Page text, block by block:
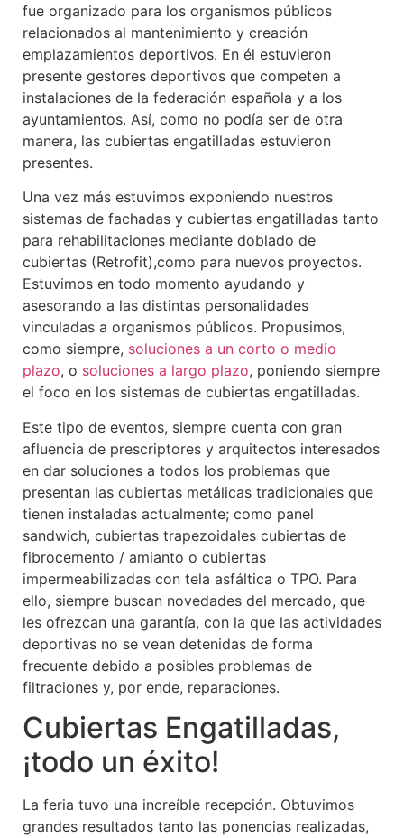
fue organizado para los organismos públicos
relacionados al mantenimiento y creación
emplazamientos deportivos. En él estuvieron
presente gestores deportivos que competen a
instalaciones de la federación española y a los
ayuntamientos. Así, como no podía ser de otra
manera, las cubiertas engatilladas estuvieron
presentes.
Una vez más estuvimos exponiendo nuestros
sistemas de fachadas y cubiertas engatilladas tanto
para rehabilitaciones mediante doblado de
cubiertas (Retrofit),como para nuevos proyectos.
Estuvimos en todo momento ayudando y
asesorando a las distintas personalidades
vinculadas a organismos públicos. Propusimos,
como siempre, soluciones a un corto o medio
plazo, o soluciones a largo plazo, poniendo siempre
el foco en los sistemas de cubiertas engatilladas.
Este tipo de eventos, siempre cuenta con gran
afluencia de prescriptores y arquitectos interesados
en dar soluciones a todos los problemas que
presentan las cubiertas metálicas tradicionales que
tienen instaladas actualmente; como panel
sandwich, cubiertas trapezoidales cubiertas de
fibrocemento / amianto o cubiertas
impermeabilizadas con tela asfáltica o TPO. Para
ello, siempre buscan novedades del mercado, que
les ofrezcan una garantía, con la que las actividades
deportivas no se vean detenidas de forma
frecuente debido a posibles problemas de
filtraciones y, por ende, reparaciones.
Cubiertas Engatilladas,
¡todo un éxito!
La feria tuvo una increíble recepción. Obtuvimos
grandes resultados tanto las ponencias realizadas,